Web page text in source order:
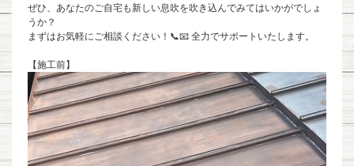
ぜひ、あなたのご自宅も新しい息吹を吹き込んでみてはいかがでしょ
うか？
まずはお気軽にご相談ください！📞📧 全力でサポートいたします。
【施工前】